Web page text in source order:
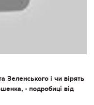
Зеленського і чи вірять
- подробиці від